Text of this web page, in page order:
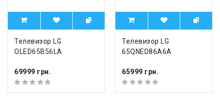
Телевизор LG
OLED65B56LA
69999 грн.
Телевизор LG
65QNED86A6A
65999 грн.